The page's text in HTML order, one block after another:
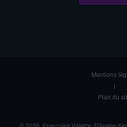
Mentions
Plan du